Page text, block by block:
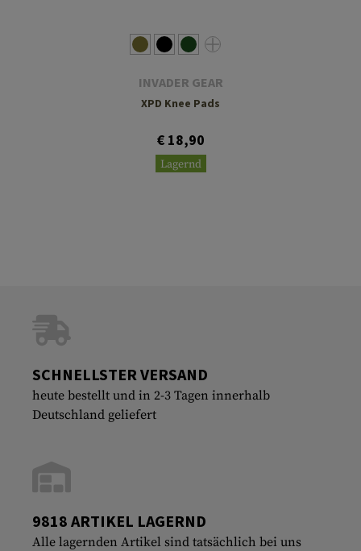
INVADER GEAR
XPD Knee Pads
€ 18,90
Lagernd
SCHNELLSTER VERSAND
heute bestellt und in 2-3 Tagen innerhalb
Deutschland geliefert
9818 ARTIKEL LAGERND
Alle lagernden Artikel sind tatsächlich bei uns